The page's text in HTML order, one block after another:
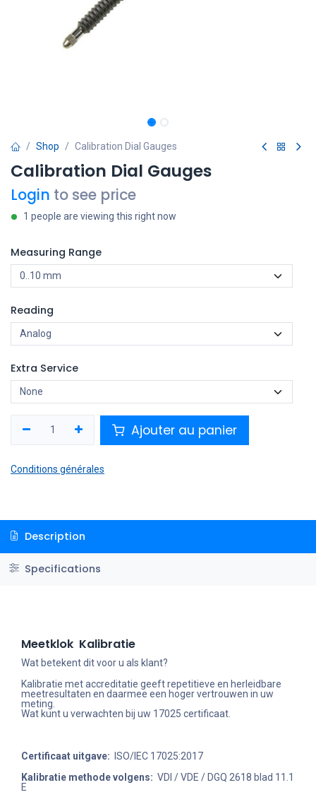
Shop Calibration Dial Gauges
Calibration Dial Gauges
Login to see price
1 people are viewing this right now
Measuring Range
Reading
Extra Service
Ajouter au panier
Conditions générales
Description
Specifications
Meetklok Kalibratie
Wat betekent dit voor u als klant?
Kalibratie met accreditatie geeft repetitieve en herleidbare
meetresultaten en daarmee een hoger vertrouwen in uw
meting.
Wat kunt u verwachten bij uw 17025 certificaat.
Certificaat uitgave: ISO/IEC 17025:2017
Kalibratie methode volgens: VDI / VDE / DGQ 2618 blad 11.1
E